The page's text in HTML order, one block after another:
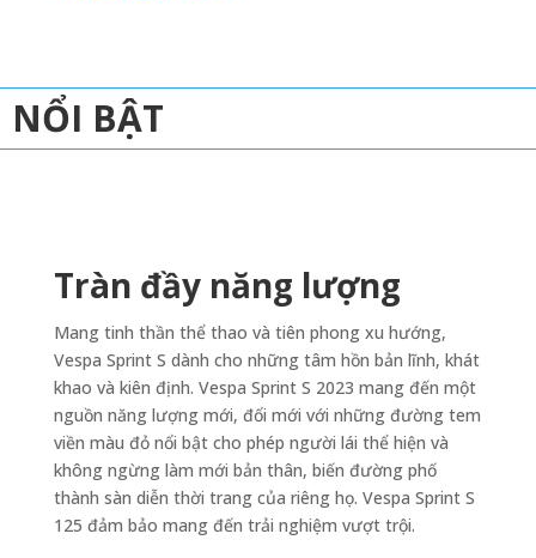
NỔI BẬT
Tràn đầy năng lượng
Mang tinh thần thể thao và tiên phong xu hướng,
Vespa Sprint S dành cho những tâm hồn bản lĩnh, khát
khao và kiên định. Vespa Sprint S 2023 mang đến một
nguồn năng lượng mới, đổi mới với những đường tem
viền màu đỏ nổi bật cho phép người lái thể hiện và
không ngừng làm mới bản thân, biến đường phố
thành sàn diễn thời trang của riêng họ. Vespa Sprint S
125 đảm bảo mang đến trải nghiệm vượt trội.